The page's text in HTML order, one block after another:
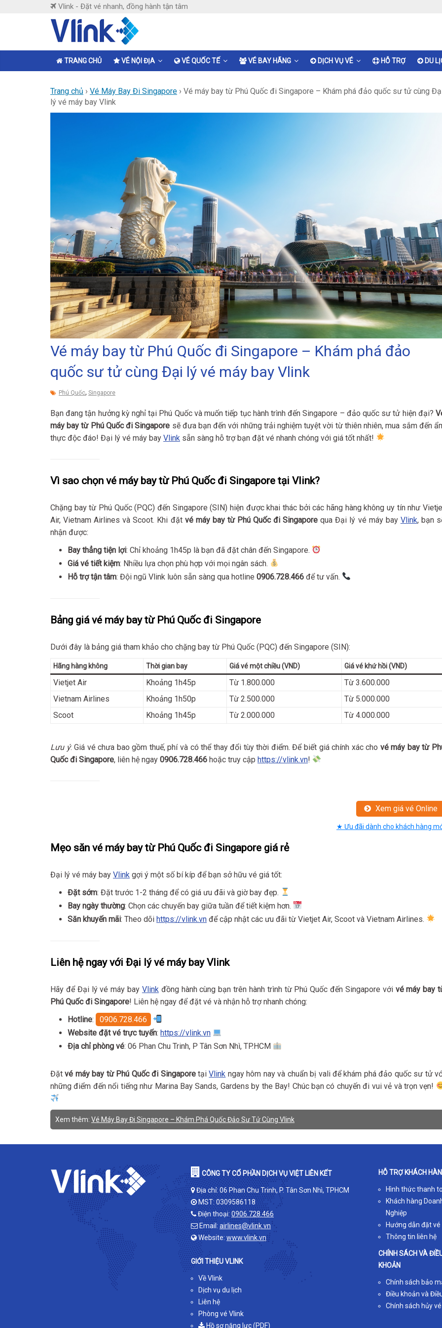
Vlink - Đặt vé nhanh, đồng hành tận tâm
Vlink
Đặt
vé
đồng
hành
TRANG CHỦ VÉ NỘI ĐỊA VÉ QUỐC TẾ VÉ BAY HÃNG DỊCH VỤ VÉ HỖ TRỢ DU
Trang chủ › Vé Máy Bay Đi Singapore › Vé máy bay từ Phú Quốc đi Singapore – Khám phá đảo quốc sư tử cùng
lý vé máy bay Vlink
Vé máy bay từ Phú Quốc đi Singapore – Khám phá đảo
quốc sư tử cùng Đại lý vé máy bay Vlink
Phú Quốc, Singapore
Bạn đang tận hưởng kỳ nghỉ tại Phú Quốc và muốn tiếp tục hành trình đến Singapore – đảo quốc sư tử hiện đại?
máy bay từ Phú Quốc đi Singapore sẽ đưa bạn đến với những trải nghiệm tuyệt vời từ thiên nhiên, mua sắm đến
thực độc đáo! Đại lý vé máy bay Vlink sẵn sàng hỗ trợ bạn đặt vé nhanh chóng với giá tốt nhất!
Vì sao chọn vé máy bay từ Phú Quốc đi Singapore tại Vlink?
Chặng bay từ Phú Quốc (PQC) đến Singapore (SIN) hiện được khai thác bởi các hãng hàng không uy tín như
Air, Vietnam Airlines và Scoot. Khi đặt vé máy bay từ Phú Quốc đi Singapore qua Đại lý vé máy bay Vlink, bạn
nhận được:
Bay thẳng tiện lợi: Chỉ khoảng 1h45p là bạn đã đặt chân đến Singapore.
Giá vé tiết kiệm: Nhiều lựa chọn phù hợp với mọi ngân sách.
Hỗ trợ tận tâm: Đội ngũ Vlink luôn sẵn sàng qua hotline 0906.728.466 để tư vấn.
Bảng giá vé máy bay từ Phú Quốc đi Singapore
Dưới đây là bảng giá tham khảo cho chặng bay từ Phú Quốc (PQC) đến Singapore (SIN):
Hãng hàng không Thời gian bay Giá vé một chiều (VND) Giá vé khứ hồi (VND)
Vietjet Air Khoảng 1h45p Từ 1.800.000
Từ 3.600.000
Vietnam Airlines
Khoảng 1h50p Từ 2.500.000
Từ 5.000.000
Scoot
Khoảng 1h45p Từ 2.000.000 Từ 4.000.000
Lưu ý: Giá vé chưa bao gồm thuế, phí và có thể thay đổi tùy thời điểm. Để biết giá chính xác cho vé máy bay từ
Quốc đi Singapore, liên hệ ngay 0906.728.466 hoặc truy cập https://vlink.vn!
Xem giá vé Online
★ Ưu đãi dành cho khách hàng
Mẹo săn vé máy bay từ Phú Quốc đi Singapore giá rẻ
Đại lý vé máy bay Vlink gợi ý một số bí kíp để bạn sở hữu vé giá tốt:
Đặt sớm: Đặt trước 1-2 tháng để có giá ưu đãi và giờ bay đẹp.
Bay ngày thường: Chọn các chuyến bay giữa tuần để tiết kiệm hơn.
Săn khuyến mãi: Theo dõi https://vlink.vn để cập nhật các ưu đãi từ Vietjet Air, Scoot và Vietnam Airlines.
Liên hệ ngay với Đại lý vé máy bay Vlink
Hãy để Đại lý vé máy bay Vlink đồng hành cùng bạn trên hành trình từ Phú Quốc đến Singapore với vé máy bay
Phú Quốc đi Singapore! Liên hệ ngay để đặt vé và nhận hỗ trợ nhanh chóng:
Hotline:
0906.728.466
Website đặt vé trực tuyến: https://vlink.vn
Địa chỉ phòng vé: 06 Phan Chu Trinh, P Tân Sơn Nhì, TP.HCM
Đặtvé máy bay từ Phú Quốc đi SingaporetạiVlink ngay hôm nay và chuẩn bị vali để khám phá đảo quốc sư tử
những điểm đến nổi tiếng như Marina Bay Sands, Gardens by the Bay! Chúc bạn có chuyến đi vui vẻ và trọn vẹn!
Xem thêm: Vé Máy Bay Đi Singapore – Khám Phá Quốc Đảo Sư Tử Cùng Vlink
CÔNG TY CỔ PHẦN DỊCH VỤ VIỆT LIÊN KẾT
Địa chỉ: 06 Phan Chu Trinh, P. Tân Sơn Nhì, TPHCM
MST: 0309586118
Điện thoại: 0906.728.466
Email: airlines@vlink.vn
Website: www.vlink.vn
GIỚI THIỆU VLINK
Về Vlink
Dịch vụ du lịch
Liên hệ
Phòng vé Vlink
Hồ sơ năng lực (PDF)
HỖ TRỢ KHÁCH
Hình thức thanh
Khách hàng
Nghiệp
Hướng dẫn đặt vé
Thông tin liên hệ
CHÍNH SÁCH VÀ
KHOẢN
Chính sách bảo
Điều khoản và
Chính sách hủy vé